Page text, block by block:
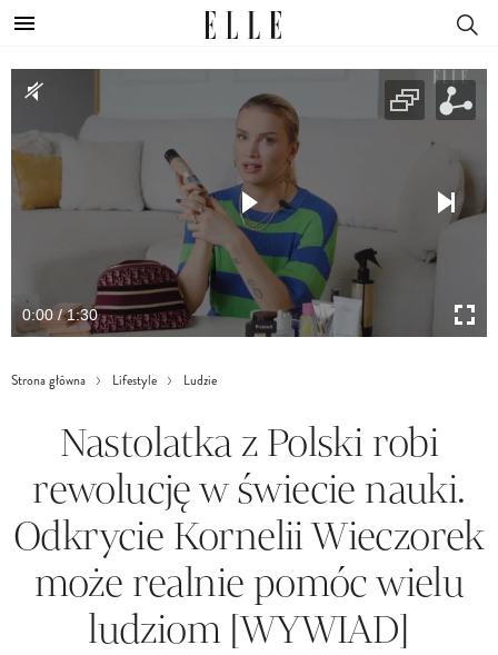
0:00 / 1:30
Strona główna Lifestyle Ludzie
Nastolatka z Polski robi
rewolucję w świecie nauki.
Odkrycie Kornelii Wieczorek
może realnie pomóc wielu
ludziom [WYWIAD]